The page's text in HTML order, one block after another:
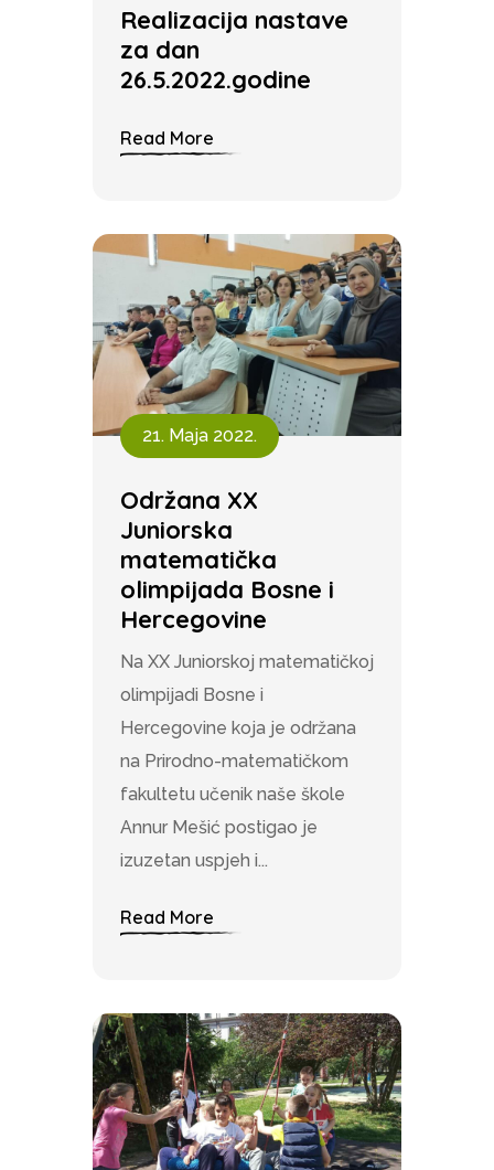
Realizacija nastave
za dan
26.5.2022.godine
Read More
21. Maja 2022.
Održana XX
Juniorska
matematička
olimpijada Bosne i
Hercegovine
Na XX Juniorskoj matematičkoj
olimpijadi Bosne i
Hercegovine koja je održana
na Prirodno-matematičkom
fakultetu učenik naše škole
Annur Mešić postigao je
izuzetan uspjeh i...
Read More